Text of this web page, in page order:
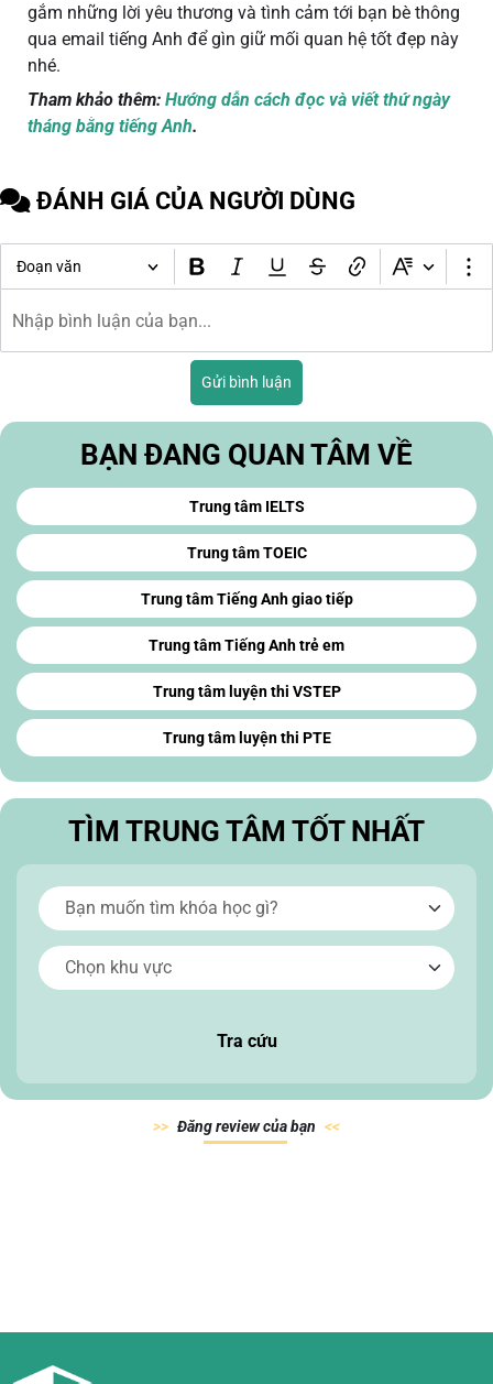
gắm những lời yêu thương và tình cảm tới bạn bè thông
qua email tiếng Anh để gìn giữ mối quan hệ tốt đẹp này
nhé.
Tham khảo thêm: Hướng dẫn cách đọc và viết thứ ngày
tháng bằng tiếng Anh.
ĐÁNH GIÁ CỦA NGƯỜI DÙNG
Đoạn văn
Gửi bình luận
BẠN ĐANG QUAN TÂM VỀ
Trung tâm IELTS
Trung tâm TOEIC
Trung tâm Tiếng Anh giao tiếp
Trung tâm Tiếng Anh trẻ em
Trung tâm luyện thi VSTEP
Trung tâm luyện thi PTE
TÌM TRUNG TÂM TỐT NHẤT
Tra cứu
Đăng review củabạn